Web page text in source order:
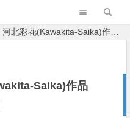
花(Kawakita-Saika)作品SSIS-280介绍及封面预览
Saika)作品